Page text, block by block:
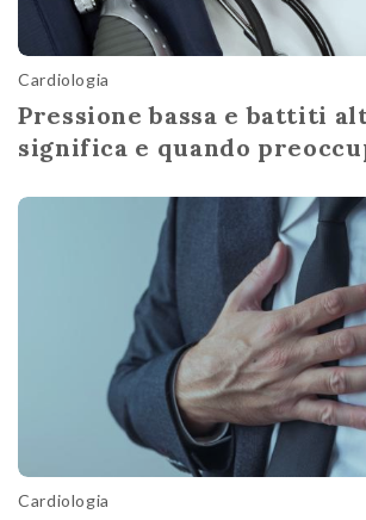
Cardiologia
Pressione bassa e battiti
significa e quando
Cardiologia